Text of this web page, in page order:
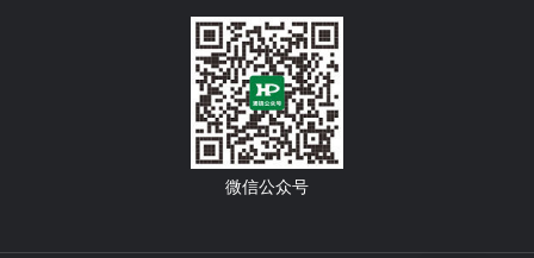
微信公众号